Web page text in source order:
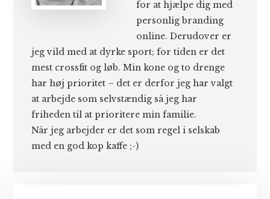
for at hjælpe dig med
personlig branding
online. Derudover er
jeg vild med at dyrke sport; for tiden er det
mest crossfit og løb. Min kone og to drenge
har høj prioritet – det er derfor jeg har valgt
at arbejde som selvstændig så jeg har
friheden til at prioritere min familie.
Når jeg arbejder er det som regel i selskab
med en god kop kaffe ;-)